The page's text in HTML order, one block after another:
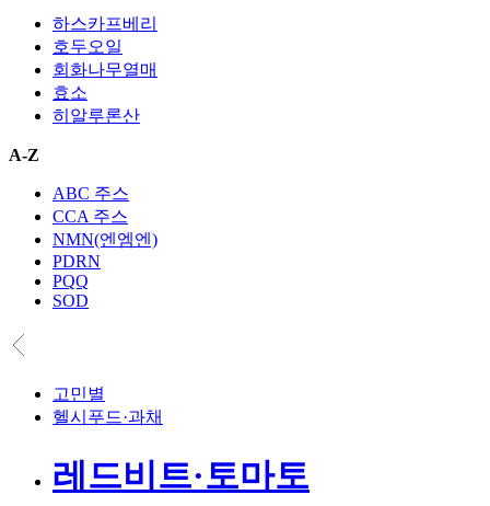
하스카프베리
호두오일
회화나무열매
효소
히알루론산
A-Z
ABC 주스
CCA 주스
NMN(엔엠엔)
PDRN
PQQ
SOD
고민별
헬시푸드·과채
레드비트·토마토